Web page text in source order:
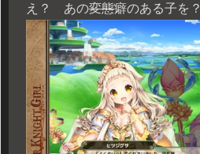
え？ あの変態癖のある子を？